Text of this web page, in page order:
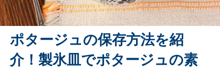
ポタージュの保存方法を紹
介！製氷皿でポタージュの素